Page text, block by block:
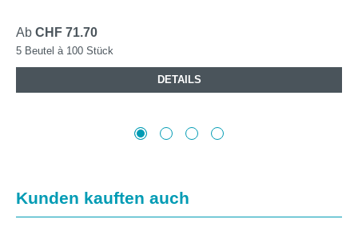
Ab CHF 71.70
5 Beutel à 100 Stück
DETAILS
Produktgalerie überspringen
Kunden kauften auch